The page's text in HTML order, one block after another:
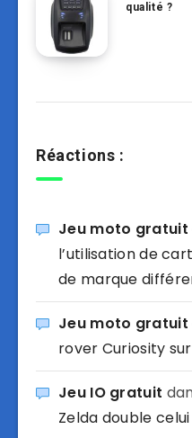
qualité ?
Réactions :
Jeu moto gratuit
l’utilisation de
de marque
Jeu moto gratuit
rover Curiosity
Jeu IO gratuit
Zelda double